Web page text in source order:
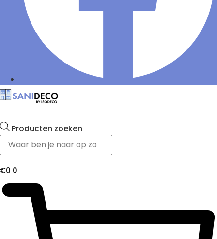
Producten zoeken
€0 0